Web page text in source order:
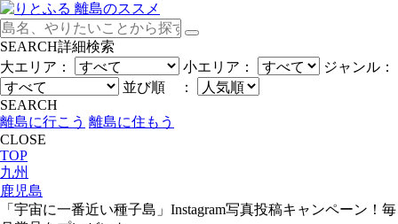
SEARCH詳細検索
大エリア：
小エリア：
ジャンル：
並び順 ：
SEARCH
離島に行こう 離島に住もう
CLOSE
TOP
九州
鹿児島
「宇宙に一番近い種子島」Instagram写真投稿キャンペーン！毎